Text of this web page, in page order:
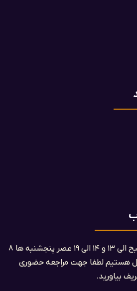
ثبت سفارش:ساعت ۸ صبح الی ۱۳ و ۱۴ الی ۱۹ عصر پنجشنبه ها ۸
هستیم لطفا جهت مراجعه حضوری
بیاورید.